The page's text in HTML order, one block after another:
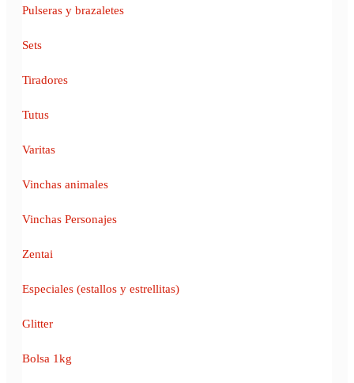
Pulseras y brazaletes
Sets
Tiradores
Tutus
Varitas
Vinchas animales
Vinchas Personajes
Zentai
Especiales (estallos y estrellitas)
Glitter
Bolsa 1kg